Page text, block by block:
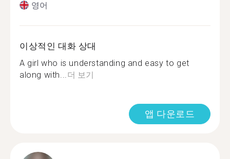
영어
이상적인 대화 상대
A girl who is understanding and easy to get
along with... 더 보기
앱 다운로드